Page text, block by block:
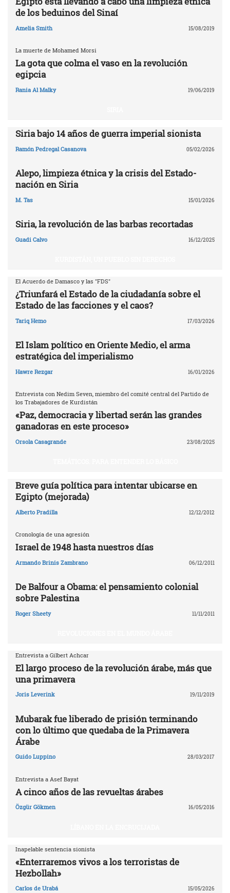
de los beduinos del Sinaí
Amelia Smith 15/08/2019
La muerte de Mohamed Morsi
La gota que colma el vaso en la revolución
egipcia
Rania Al Malky 19/06/2019
Siria bajo 14 años de guerra imperial sionista
Ramón Pedregal Casanova 05/02/2026
Alepo, limpieza étnica y la crisis del Estado-
nación en Siria
M. Tas 15/01/2026
Siria, la revolución de las barbas recortadas
Guadi Calvo 16/12/2025
El Acuerdo de Damasco y las "FDS"
¿Triunfará el Estado de la ciudadanía sobre el
Estado de las facciones y el caos?
Tariq Hemo 17/03/2026
El Islam político en Oriente Medio, el arma
estratégica del imperialismo
Hawre Rezgar 16/01/2026
Entrevista con Nedim Seven, miembro del comité central del Partido de
los Trabajadores de Kurdistán
«Paz, democracia y libertad serán las grandes
ganadoras en este proceso»
Orsola Casagrande 23/08/2025
Breve guía política para intentar ubicarse en
Egipto (mejorada)
Alberto Pradilla 12/12/2012
Cronología de una agresión
Israel de 1948 hasta nuestros días
Armando Brinis Zambrano 06/12/2011
De Balfour a Obama: el pensamiento colonial
sobre Palestina
Roger Sheety 11/11/2011
Entrevista a Gilbert Achcar
El largo proceso de la revolución árabe, más que
una primavera
Joris Leverink 19/11/2019
Mubarak fue liberado de prisión terminando
con lo último que quedaba de la Primavera
Árabe
Guido Luppino 28/03/2017
Entrevista a Asef Bayat
A cinco años de las revueltas árabes
Özgür Gökmen 16/05/2016
Inapelable sentencia sionista
«Enterraremos vivos a los terroristas de
Hezbollah»
Carlos de Urabá 15/05/2026